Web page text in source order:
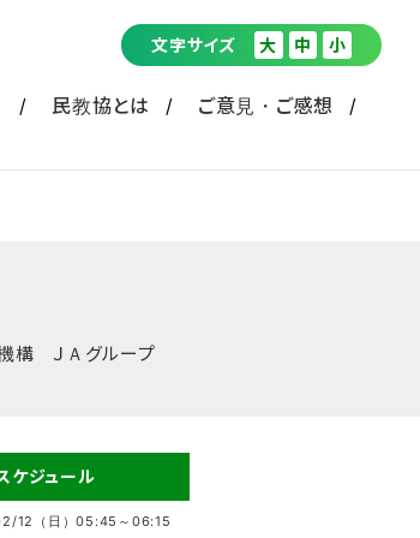
文字サイズ 大 中 小
民教協とは ご意見・ご感想
ＪＡグループ
ケジュール
12（日）05:45～06:15